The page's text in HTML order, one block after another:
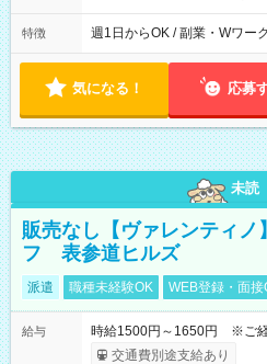
特徴 週1日からOK / 副業・Wワー
気になる！ 応募
未読
販売なし【ヴァレンティノ
フ 表参道ヒルズ
派遣 職種未経験OK WEB登録・面接
給与
時給1500円～1650円 ※ご経
交通費別途支給あり